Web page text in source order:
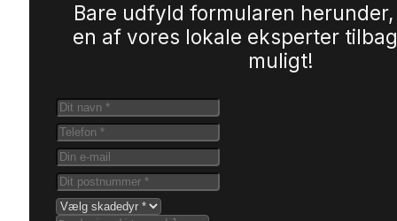
Bare udfyld formularen
en af vores lokale eksperter
muligt!